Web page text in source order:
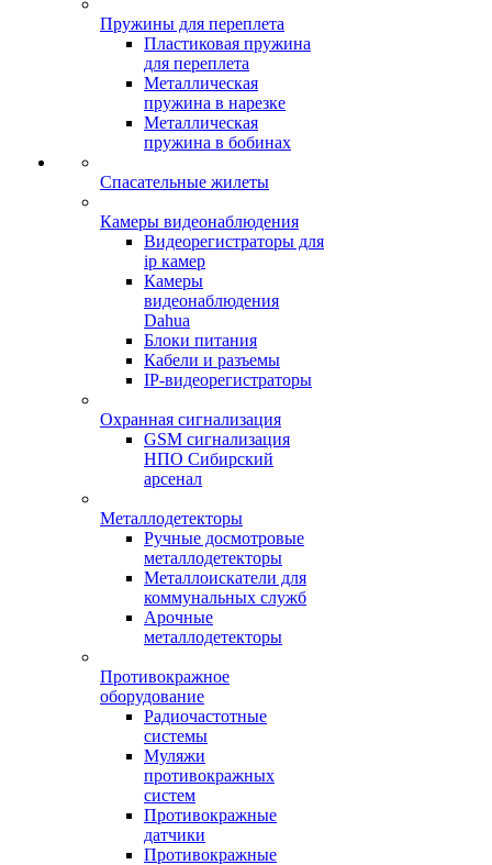
Пружины для переплета
Пластиковая пружина
для переплета
Металлическая
пружина в нарезке
Металлическая
пружина в бобинах
Спасательные жилеты
Камеры видеонаблюдения
Видеорегистраторы для
ip камер
Камеры
видеонаблюдения
Dahua
Блоки питания
Кабели и разъемы
IP-видеорегистраторы
Охранная сигнализация
GSM сигнализация
НПО Сибирский
арсенал
Металлодетекторы
Ручные досмотровые
металлодетекторы
Металлоискатели для
коммунальных служб
Арочные
металлодетекторы
Противокражное
оборудование
Радиочастотные
системы
Муляжи
противокражных
систем
Противокражные
датчики
Противокражные